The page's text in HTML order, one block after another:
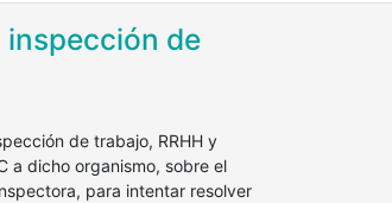
inspección de
de trabajo, RRHH y
a dicho organismo, sobre el
para intentar resolver